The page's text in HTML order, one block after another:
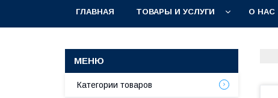
ГЛАВНАЯ ТОВАРЫ И УСЛУГИ О НАС
Категории товаров